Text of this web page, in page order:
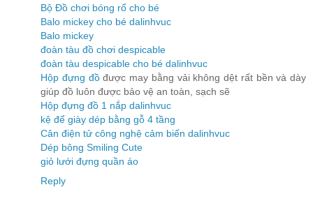
Bộ Đồ chơi bóng rổ cho bé
Balo mickey cho bé dalinhvuc
Balo mickey
đoàn tàu đồ chơi despicable
đoàn tàu despicable cho bé dalinhvuc
Hộp đựng đồđược may bằng vải không dệt rất bền và dày
giúp đồ luôn được bảo vệ an toàn, sạch sẽ
Hộp đựng đồ 1 nắp dalinhvuc
kệ để giày dép bằng gỗ 4 tầng
Cân điện tử công nghệ cảm biến dalinhvuc
Dép bông Smiling Cute
giỏ lưới đựng quần áo
Reply